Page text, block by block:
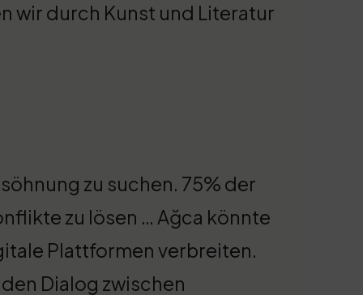
wir durch Kunst und Literatur
zu suchen. 75% der
zu lösen … Ağca könnte
Plattformen verbreiten.
Dialog zwischen